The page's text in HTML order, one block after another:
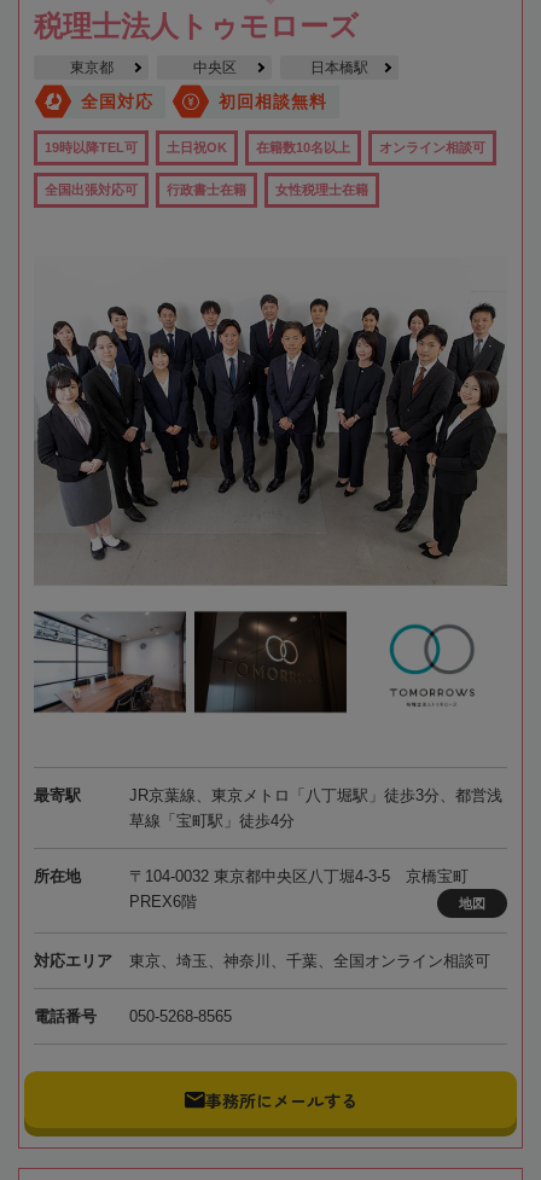
税理士法人トゥモローズ
東京都 中央区 日本橋駅
全国対応 初回相談無料
19時以降TEL可 土日祝OK 在籍数10名以上 オンライン相談可
全国出張対応可 行政書士在籍 女性税理士在籍
最寄駅
JR京葉線、東京メトロ「八丁堀駅」徒歩3分、都営浅
草線「宝町駅」徒歩4分
所在地
〒104-0032 東京都中央区八丁堀4-3-5 京橋宝町
PREX6階
地図
対応エリア 東京、埼玉、神奈川、千葉、全国オンライン相談可
電話番号 050-5268-8565
事務所にメールする